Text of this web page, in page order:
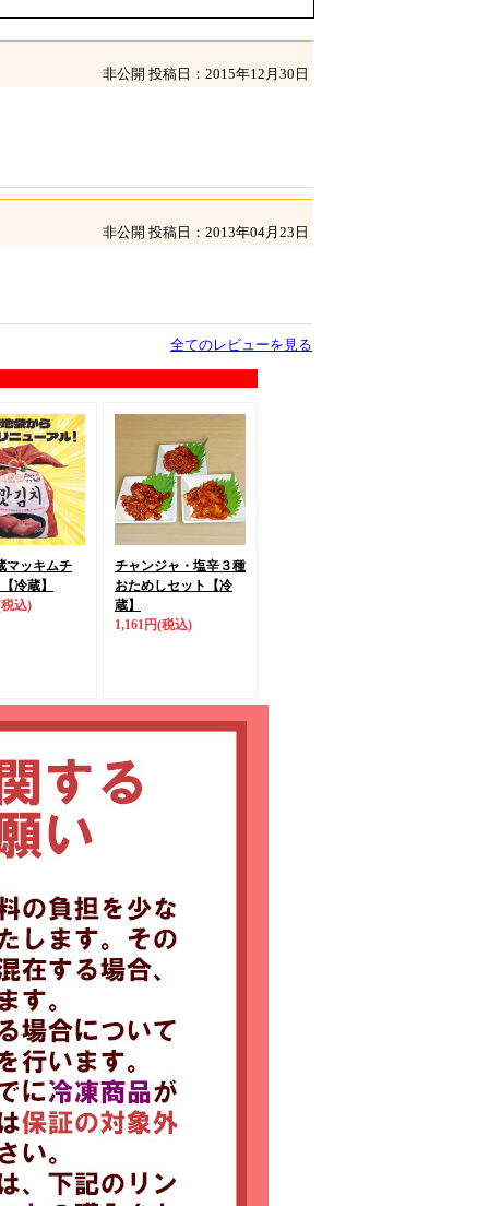
非公開 投稿日：2015年12月30日
非公開 投稿日：2013年04月23日
全てのレビューを見る
マッキムチ
【冷蔵】
込)
チャンジャ・塩辛３種
おためしセット
【冷
蔵】
1,161円(税込)